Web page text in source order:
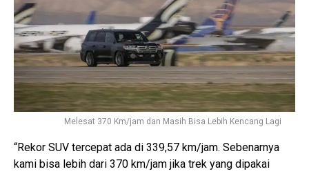
Melesat 370 Km/jam dan Masih Bisa Lebih Kencang Lagi
“Rekor SUV tercepat ada di 339,57 km/jam. Sebenarnya
kami bisa lebih dari 370 km/jam jika trek yang dipakai